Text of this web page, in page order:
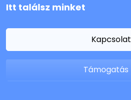
Itt találsz minket
Kapcsolat
Támogatás